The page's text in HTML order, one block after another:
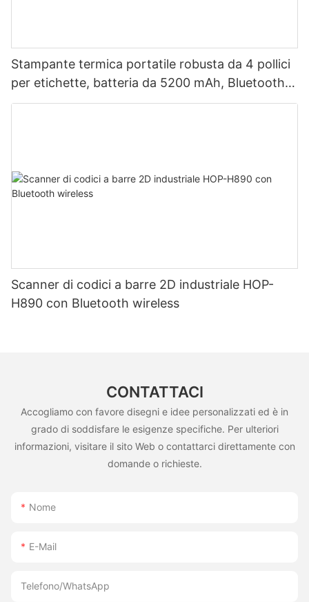
Stampante termica portatile robusta da 4 pollici
per etichette, batteria da 5200 mAh, Bluetooth,
doppia modalità per etichette e ricevute, testina
Scanner di codici a barre 2D industriale HOP-
H890 con Bluetooth wireless
CONTATTACI
Accogliamo con favore disegni e idee personalizzati ed è in
grado di soddisfare le esigenze specifiche. Per ulteriori
informazioni, visitare il sito Web o contattarci direttamente con
domande o richieste.
Nome
E-Mail
Telefono/WhatsApp